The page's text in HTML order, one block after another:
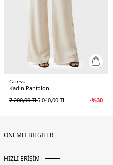
Guess
Kadın Pantolon
7.200,00TL5.040,00 TL -%30
ÖNEMLİ BİLGİLER
HIZLI ERİŞİM